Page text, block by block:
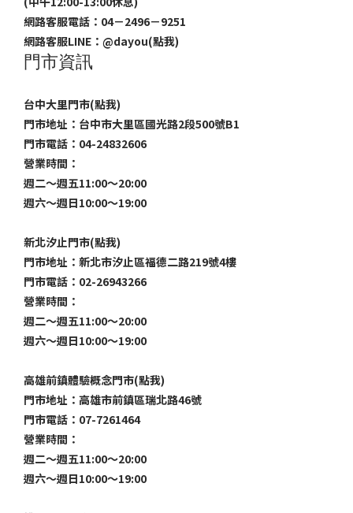
網路客服電話：04－2496－9251
網路客服LINE： @dayou(點我)
門市資訊
台中大里門市(點我)
門市地址：台中市大里區國光路2段500號B1
門市電話：04-24832606
營業時間：
週二～週五11:00～20:00
週六～週日10:00～19:00
新北汐止門市(點我)
門市地址：新北市汐止區福德二路219號4樓
門市電話：02-26943266
營業時間：
週二～週五11:00～20:00
週六～週日10:00～19:00
高雄前鎮體驗概念門市(點我)
門市地址：高雄市前鎮區瑞北路46號
門市電話：07-7261464
營業時間：
週二～週五11:00～20:00
週六～週日10:00～19:00